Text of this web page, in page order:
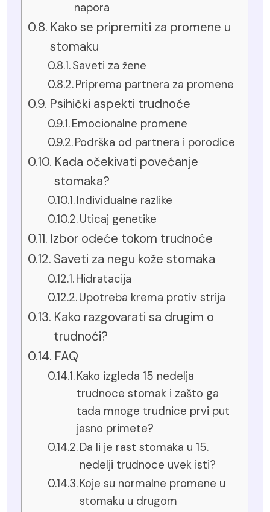
napora
Kako se pripremiti za promene u
stomaku
Saveti za žene
Priprema partnera za promene
Psihički aspekti trudnoće
Emocionalne promene
Podrška od partnera i porodice
Kada očekivati povećanje
stomaka?
Individualne razlike
Uticaj genetike
Izbor odeće tokom trudnoće
Saveti za negu kože stomaka
Hidratacija
Upotreba krema protiv strija
Kako razgovarati sa drugim o
trudnoći?
FAQ
Kako izgleda 15 nedelja
trudnoce stomak i zašto ga
tada mnoge trudnice prvi put
jasno primete?
Da li je rast stomaka u 15.
nedelji trudnoce uvek isti?
Koje su normalne promene u
stomaku u drugom